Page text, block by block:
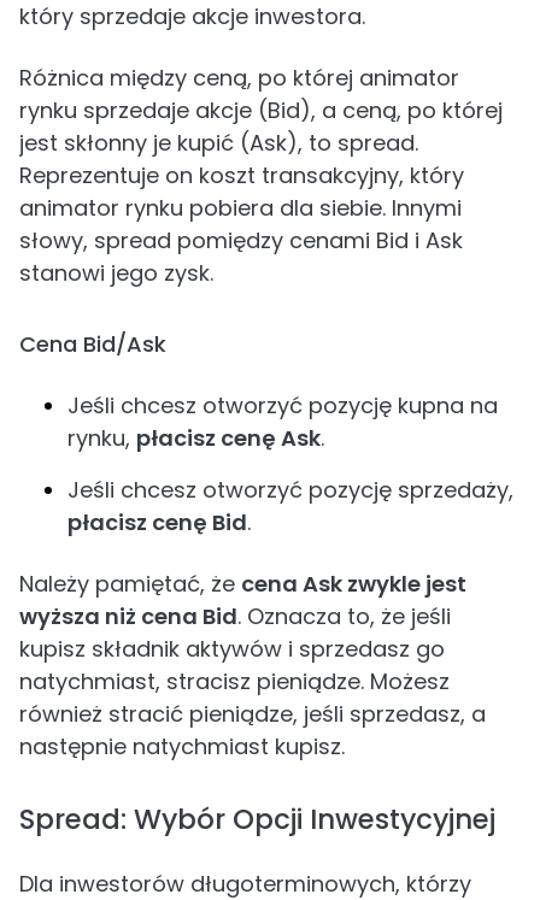
który sprzedaje akcje inwestora.
Różnica między ceną, po której animator
rynku sprzedaje akcje (Bid), a ceną, po której
jest skłonny je kupić (Ask), to spread.
Reprezentuje on koszt transakcyjny, który
animator rynku pobiera dla siebie. Innymi
słowy, spread pomiędzy cenami Bid i Ask
stanowi jego zysk.
Cena Bid/Ask
Jeśli chcesz otworzyć pozycję kupna na
rynku, płacisz cenę Ask.
Jeśli chcesz otworzyć pozycję sprzedaży,
płacisz cenę Bid.
Należy pamiętać, że cena Ask zwykle jest
wyższa niż cena Bid. Oznacza to, że jeśli
kupisz składnik aktywów i sprzedasz go
natychmiast, stracisz pieniądze. Możesz
również stracić pieniądze, jeśli sprzedasz, a
następnie natychmiast kupisz.
Spread: Wybór Opcji Inwestycyjnej
Dla inwestorów długoterminowych, którzy